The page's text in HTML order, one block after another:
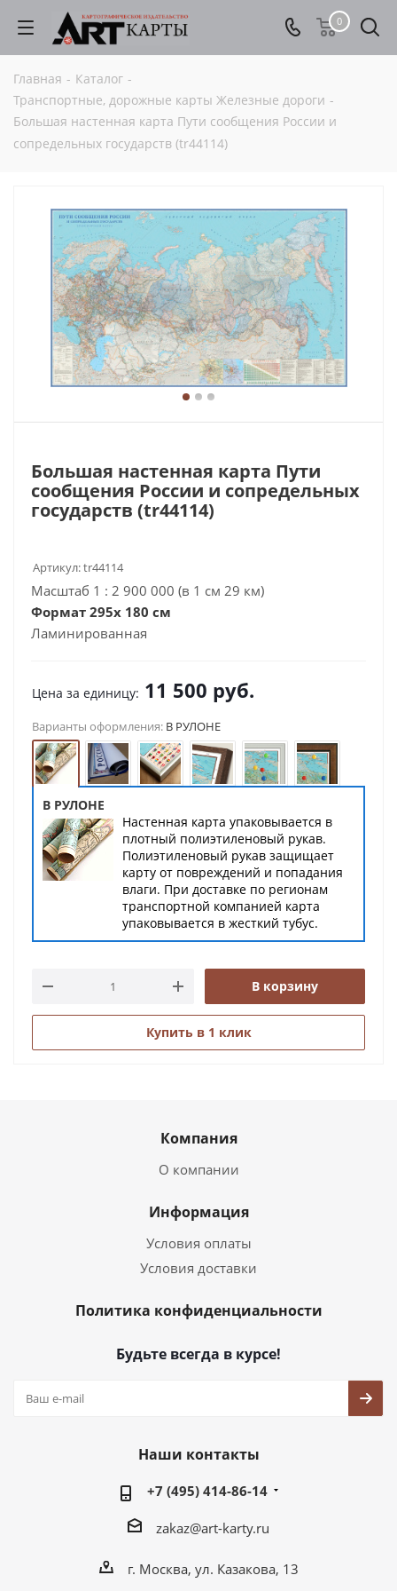
0
Главная - Каталог -
Транспортные, дорожные карты Железные дороги -
Большая настенная карта Пути сообщения России и
сопредельных государств (tr44114)
Большая настенная карта Пути
сообщения России и сопредельных
государств (tr44114)
Артикул:tr44114
Масштаб 1 : 2 900 000 (в 1 см 29 км)
Формат 295х 180 см
Ламинированная
Цена за единицу: 11 500 руб.
Варианты оформления: В РУЛОНЕ
В РУЛОНЕ
Настенная карта упаковывается в
плотный полиэтиленовый рукав.
Полиэтиленовый рукав защищает
карту от повреждений и попадания
влаги. При доставке по регионам
транспортной компанией карта
упаковывается в жесткий тубус.
В корзину
Купить в 1 клик
Компания
О компании
Информация
Условия оплаты
Условия доставки
Политика конфиденциальности
Будьте всегда в курсе!
Наши контакты
+7 (495) 414-86-14
zakaz@art-karty.ru
г. Москва, ул. Казакова, 13